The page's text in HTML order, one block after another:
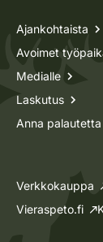
Ajankohtaista
Avoimet
Medialle
Laskutus
Anna palautetta
Verkkokauppa
Vieraspeto.fi